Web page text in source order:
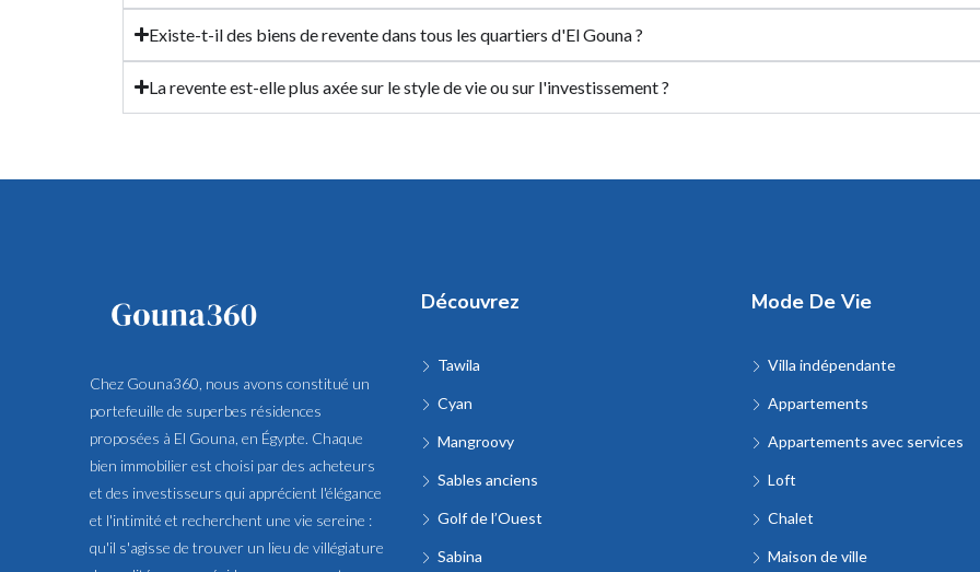
Existe-t-il des biens de revente dans tous les quartiers d'El Gouna ?
La revente est-elle plus axée sur le style de vie ou sur l'investissement ?
Chez Gouna360, nous avons constitué un
portefeuille de superbes résidences
proposées à El Gouna, en Égypte. Chaque
bien immobilier est choisi par des acheteurs
et des investisseurs qui apprécient l'élégance
et l'intimité et recherchent une vie sereine :
qu'il s'agisse de trouver un lieu de villégiature
Découvrez
Tawila
Cyan
Mangroovy
Sables anciens
Golf de l’Ouest
Sabina
Mode De Vie
Villa indépendante
Appartements
Appartements avec services
Loft
Chalet
Maison de ville